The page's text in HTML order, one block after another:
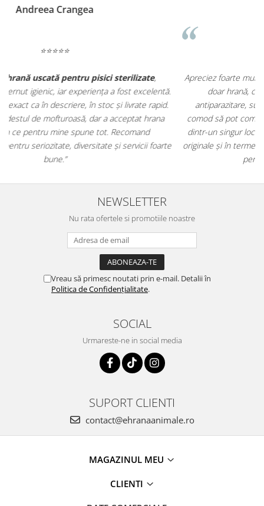
Madalina Stancea
Apreciez foarte mult faptul că peehranaanimale.rogăsesc nu
doar hrană, ci și produse dinfarmacia veterinară:
antiparazitare, suplimente și soluții de îngrijire. Este foarte
comod să pot comanda tot ce am nevoie pentru animalul meu
dintr-un singur loc. Livrarea a fost rapidă, iar produsele au fost
originale și în termen. Magazin serios, bine organizat și foarte util
NEWSLETTER
Nu rata ofertele si promotiile noastre
Vreau să primesc noutati prin e-mail. Detalii în
Politica de Confidențialitate.
SOCIAL
Urmareste-ne in social media
SUPORT CLIENTI
contact@ehranaanimale.ro
MAGAZINUL MEU
CLIENTI